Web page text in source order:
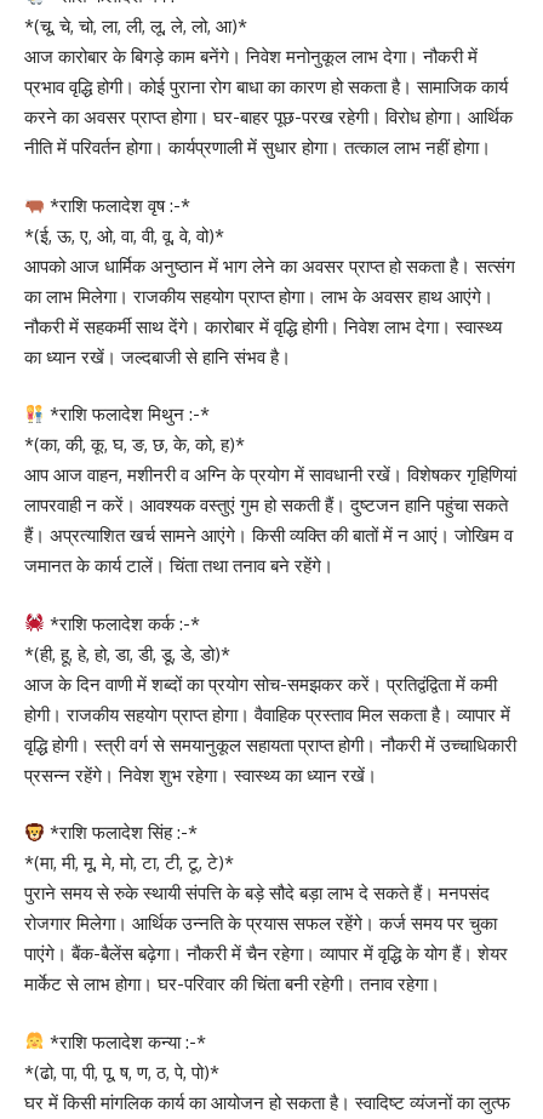
*(चू, चे, चो, ला, ली, लू, ले, लो, आ)*
आज कारोबार के बिगड़े काम बनेंगे। निवेश मनोनुकूल लाभ देगा। नौकरी में
प्रभाव वृद्धि होगी। कोई पुराना रोग बाधा का कारण हो सकता है। सामाजिक कार्य
करने का अवसर प्राप्त होगा। घर-बाहर पूछ-परख रहेगी। विरोध होगा। आर्थिक
नीति में परिवर्तन होगा। कार्यप्रणाली में सुधार होगा। तत्काल लाभ नहीं होगा।
*राशि फलादेश वृष :-*
*(ई, ऊ, ए, ओ, वा, वी, वू, वे, वो)*
आपको आज धार्मिक अनुष्ठान में भाग लेने का अवसर प्राप्त हो सकता है। सत्संग
का लाभ मिलेगा। राजकीय सहयोग प्राप्त होगा। लाभ के अवसर हाथ आएंगे।
नौकरी में सहकर्मी साथ देंगे। कारोबार में वृद्धि होगी। निवेश लाभ देगा। स्वास्थ्य
का ध्यान रखें। जल्दबाजी से हानि संभव है।
*राशि फलादेश मिथुन :-*
*(का, की, कू, घ, ङ, छ, के, को, ह)*
आप आज वाहन, मशीनरी व अग्नि के प्रयोग में सावधानी रखें। विशेषकर गृहिणियां
लापरवाही न करें। आवश्यक वस्तुएं गुम हो सकती हैं। दुष्टजन हानि पहुंचा सकते
हैं। अप्रत्याशित खर्च सामने आएंगे। किसी व्यक्ति की बातों में न आएं। जोखिम व
जमानत के कार्य टालें। चिंता तथा तनाव बने रहेंगे।
*राशि फलादेश कर्क :-*
*(ही, हू, हे, हो, डा, डी, डू, डे, डो)*
आज के दिन वाणी में शब्दों का प्रयोग सोच-समझकर करें। प्रतिद्वंद्विता में कमी
होगी। राजकीय सहयोग प्राप्त होगा। वैवाहिक प्रस्ताव मिल सकता है। व्यापार में
वृद्धि होगी। स्त्री वर्ग से समयानुकूल सहायता प्राप्त होगी। नौकरी में उच्चाधिकारी
प्रसन्न रहेंगे। निवेश शुभ रहेगा। स्वास्थ्य का ध्यान रखें।
*राशि फलादेश सिंह :-*
*(मा, मी, मू, मे, मो, टा, टी, टू, टे)*
पुराने समय से रुके स्थायी संपत्ति के बड़े सौदे बड़ा लाभ दे सकते हैं। मनपसंद
रोजगार मिलेगा। आर्थिक उन्नति के प्रयास सफल रहेंगे। कर्ज समय पर चुका
पाएंगे। बैंक-बैलेंस बढ़ेगा। नौकरी में चैन रहेगा। व्यापार में वृद्धि के योग हैं। शेयर
मार्केट से लाभ होगा। घर-परिवार की चिंता बनी रहेगी। तनाव रहेगा।
*राशि फलादेश कन्या :-*
*(ढो, पा, पी, पू, ष, ण, ठ, पे, पो)*
घर में किसी मांगलिक कार्य का आयोजन हो सकता है। स्वादिष्ट व्यंजनों का लुत्फ